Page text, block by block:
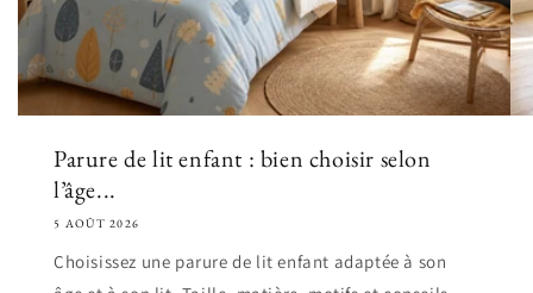
Parure de lit enfant : bien choisir selon
l’âge...
5 AOÛT 2026
Choisissez une parure de lit enfant adaptée à son